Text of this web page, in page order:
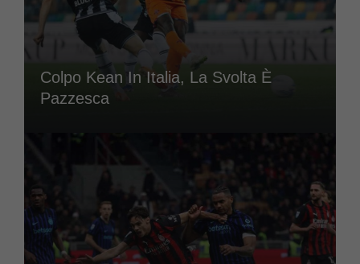
Colpo Kean In Italia, La Svolta È
Pazzesca